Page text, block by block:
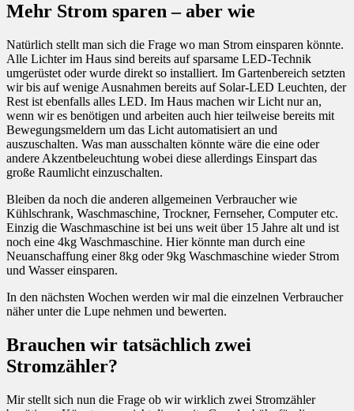
Mehr Strom sparen – aber wie
Natürlich stellt man sich die Frage wo man Strom einsparen könnte.
Alle Lichter im Haus sind bereits auf sparsame LED-Technik
umgerüstet oder wurde direkt so installiert. Im Gartenbereich setzten
wir bis auf wenige Ausnahmen bereits auf Solar-LED Leuchten, der
Rest ist ebenfalls alles LED. Im Haus machen wir Licht nur an,
wenn wir es benötigen und arbeiten auch hier teilweise bereits mit
Bewegungsmeldern um das Licht automatisiert an und
auszuschalten. Was man ausschalten könnte wäre die eine oder
andere Akzentbeleuchtung wobei diese allerdings Einspart das
große Raumlicht einzuschalten.
Bleiben da noch die anderen allgemeinen Verbraucher wie
Kühlschrank, Waschmaschine, Trockner, Fernseher, Computer etc.
Einzig die Waschmaschine ist bei uns weit über 15 Jahre alt und ist
noch eine 4kg Waschmaschine. Hier könnte man durch eine
Neuanschaffung einer 8kg oder 9kg Waschmaschine wieder Strom
und Wasser einsparen.
In den nächsten Wochen werden wir mal die einzelnen Verbraucher
näher unter die Lupe nehmen und bewerten.
Brauchen wir tatsächlich zwei
Stromzähler?
Mir stellt sich nun die Frage ob wir wirklich zwei Stromzähler